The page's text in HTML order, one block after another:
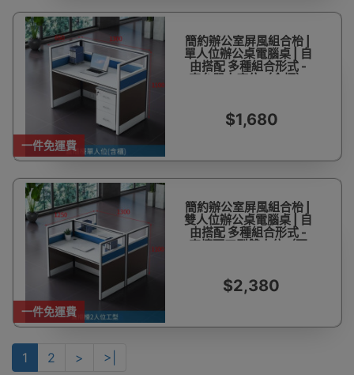
一件免運費
簡約辦公室屏風組合枱 |
單人位辦公桌電腦桌 | 自
由搭配 多種組合形式 -
直台單人座位（含櫃）
$1,680
一件免運費
簡約辦公室屏風組合枱 |
雙人位辦公桌電腦桌 | 自
由搭配 多種組合形式 -
直檯面工型雙人位（不
$2,380
1 2 >
>|